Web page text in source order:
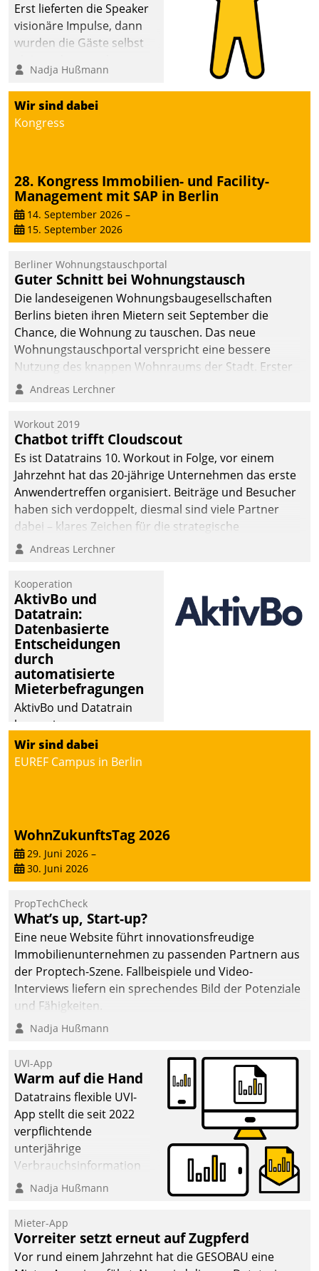
Erst lieferten die Speaker
visionäre Impulse, dann
wurden die Gäste selbst
methodisch
Vernetzungsideen fürs
Quartier. Dazwischen
zeigte Datatrain, was es
Nadja Hußmann
Wir sind dabei
Kongress
28. Kongress Immobilien- und Facility-
Management mit SAP in Berlin
14. September 2026 –
15. September 2026
Berliner Wohnungstauschportal
Guter Schnitt bei Wohnungstausch
Die landeseigenen Wohnungsbaugesellschaften
Berlins bieten ihren Mietern seit September die
Chance, die Wohnung zu tauschen. Das neue
Wohnungstauschportal verspricht eine bessere
Nutzung des knappen Wohnraums der Stadt. Erster
Anwendungsfall für Datatrains Lösung API-Hub mit
Unternehmen.
Andreas Lerchner
Workout 2019
Chatbot trifft Cloudscout
Es ist Datatrains 10. Workout in Folge, vor einem
Jahrzehnt hat das 20-jährige Unternehmen das erste
Anwendertreffen organisiert. Beiträge und Besucher
haben sich verdoppelt, diesmal sind viele Partner
dabei – klares Zeichen für die strategische
Fokussierung auf den Kunden.
Andreas Lerchner
Kooperation
AktivBo und
Datatrain:
Datenbasierte
Entscheidungen
durch
automatisierte
Mieterbefragungen
AktivBo und Datatrain
kooperieren –
Immobilienunternehmen
profitieren: Die nahtlose
automatisiert ausgelöste,
zielgerichtete
Mieterbefragungen – eine
starke Grundlage für
intelligente,
datengestützte
Entscheidungen.
Wir sind dabei
EUREF Campus in Berlin
WohnZukunftsTag 2026
29. Juni 2026 –
30. Juni 2026
PropTechCheck
What’s up, Start-up?
Eine neue Website führt innovationsfreudige
Immobilienunternehmen zu passenden Partnern aus
der Proptech-Szene. Fallbeispiele und Video-
Interviews liefern ein sprechendes Bild der Potenziale
und Fähigkeiten.
Nadja Hußmann
UVI-App
Warm auf die Hand
Datatrains flexible UVI-
App stellt die seit 2022
verpflichtende
unterjährige
Verbrauchsinformation
schnell, zuverlässig und
Die monatlichen
Mitteilungen zum
Heizungs- und
Nadja Hußmann
Mieter-App
Vorreiter setzt erneut auf Zugpferd
Vor rund einem Jahrzehnt hat die GESOBAU eine